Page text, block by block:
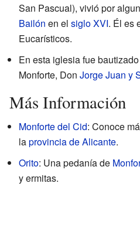
San Pascual), vivió por
Bailón en el siglo XVI. Él es
Eucarísticos.
En esta iglesia fue
Monforte, Don Jorge Juan y
Más Información
Monforte del Cid: Conoce
laprovincia de Alicante.
Orito: Una pedanía de
y ermitas.